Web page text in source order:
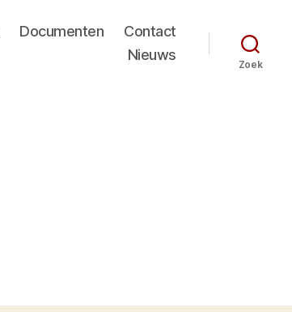
Documenten
Contact
Nieuws
Zoek